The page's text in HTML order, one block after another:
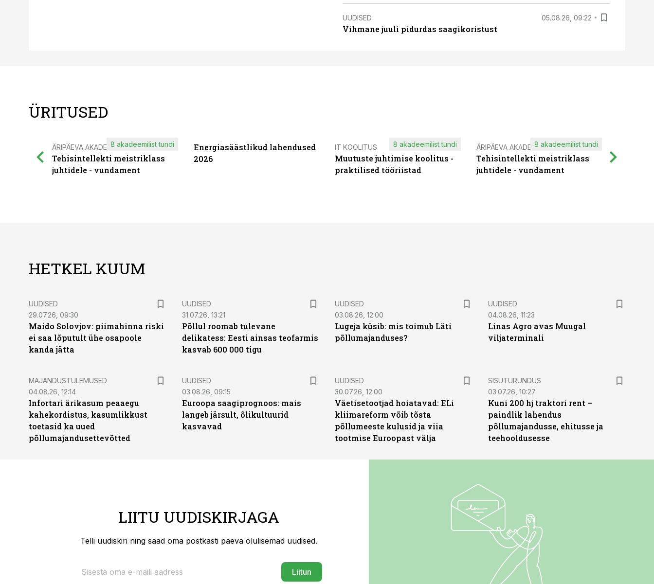
UUDISED 05.08.26, 09:22
Vihmane juuli pidurdas saagikoristust
ÜRITUSED
ÄRIPÄEVA AKADEEMIA
Tehisintellekti meistriklass
juhtidele - vundament
8 akadeemilist tundi
Energiasäästlikud lahendused
2026
IT KOOLITUS
Muutuste juhtimise koolitus -
praktilised tööriistad
8 akadeemilist tundi ÄRIPÄEVA AKADEEMIA
Tehisintellekti meistriklass
juhtidele - vundament
8 akadeemilist tundi
HETKEL KUUM
UUDISED
29.07.26, 09:30
Maido Solovjov: piimahinna riski
ei saa lõputult ühe osapoole
kanda jätta
UUDISED
31.07.26, 13:21
Põllul roomab tulevane
delikatess: Eesti ainsas teofarmis
kasvab 600 000 tigu
UUDISED
03.08.26, 12:00
Lugeja küsib: mis toimub Läti
põllumajanduses?
UUDISED
04.08.26, 11:23
Linas Agro avas Muugal
viljaterminali
MAJANDUSTULEMUSED
04.08.26, 12:14
Infortari ärikasum peaaegu
kahekordistus, kasumlikkust
toetasid ka uued
põllumajandusettevõtted
UUDISED
03.08.26, 09:15
Euroopa saagiprognoos: mais
langeb järsult, õlikultuurid
kasvavad
UUDISED
30.07.26, 12:00
Väetisetootjad hoiatavad: ELi
kliimareform võib tõsta
põllumeeste kulusid ja viia
tootmise Euroopast välja
ST
SISUTURUNDUS
03.07.26, 10:27
Kuni 200 hj traktori rent –
paindlik lahendus
põllumajandusse, ehitusse ja
teehooldusesse
LIITU UUDISKIRJAGA
Telli uudiskiri ning saad oma postkasti päeva olulisemad uudised.
Liitun